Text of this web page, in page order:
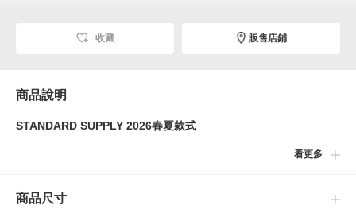
收藏 販售店鋪
商品說明
STANDARD SUPPLY 2026春夏款式
如其名「HANGING」，此款隨身吊飾包配備較長的提帶，可穿過
用，具備靈活的2WAY機能。精巧的方正外型便於分類收納，是攜
看更多
商品尺寸